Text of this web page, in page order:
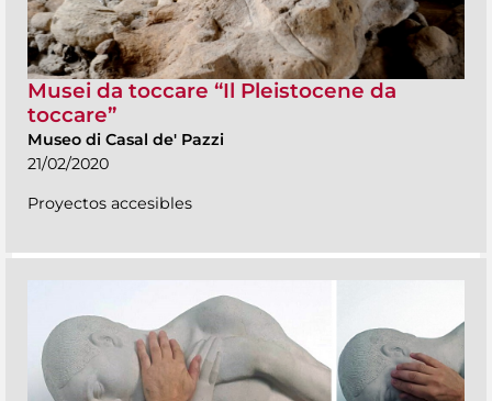
Musei da toccare “Il Pleistocene da
toccare”
Museo di Casal de' Pazzi
21/02/2020
Proyectos accesibles